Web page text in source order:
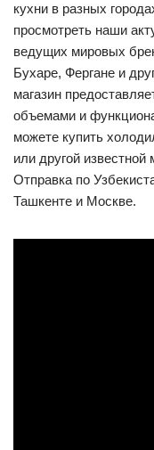
кухни в разных
просмотреть наши
ведущих мировых
Бухаре, Фергане и
магазин
объемами и
можете купить
или другой
Отправка по
Ташкенте и Москве.